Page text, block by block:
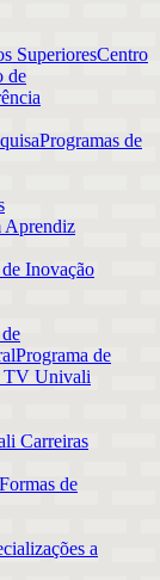
SuperioresCentro
de
Programas de
Aprendiz
Inovação
Programa de
TV Univali
Carreiras
Formas de
a